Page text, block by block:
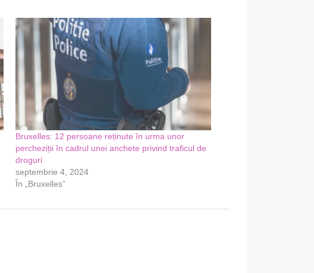
Bruxelles: 12 persoane reținute în urma unor
percheziții în cadrul unei anchete privind traficul de
droguri
septembrie 4, 2024
În „Bruxelles”